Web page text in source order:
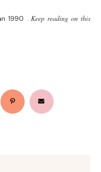
1990 . Keep reading on this